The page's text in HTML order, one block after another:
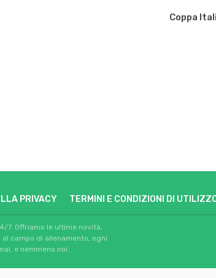
Coppa
PRIVACY TERMINI E CONDIZIONI DI
7. Offriamo le ultime novità,
campo di allenamento, ogni
e nemmeno noi.